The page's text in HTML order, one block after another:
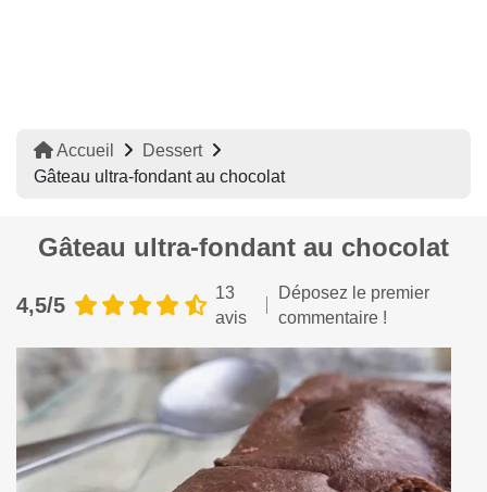
Accueil
Dessert
Gâteau ultra-fondant au chocolat
Gâteau ultra-fondant au chocolat
4,5/5
13
avis
Déposez le premier
commentaire !